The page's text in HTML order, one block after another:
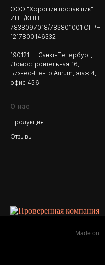
ООО "Хороший поставщик"
ИНН/КПП
7838097018/783801001 ОГРН
1217800146332
190121, г. Санкт-Петербург,
Домостроительная 16,
Бизнес-Центр Aurum, этаж 4,
офис 456
О нас
Продукция
Отзывы
Made on